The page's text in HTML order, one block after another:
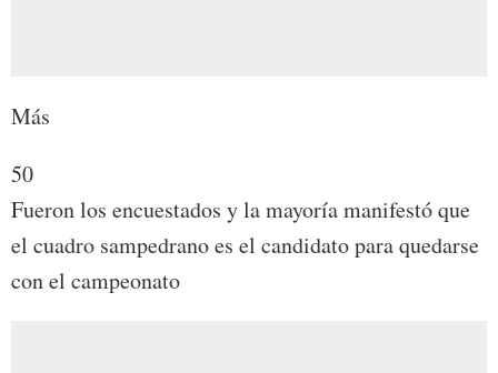
Más
50
Fueron los encuestados y la mayoría manifestó que
el cuadro sampedrano es el candidato para quedarse
con el campeonato